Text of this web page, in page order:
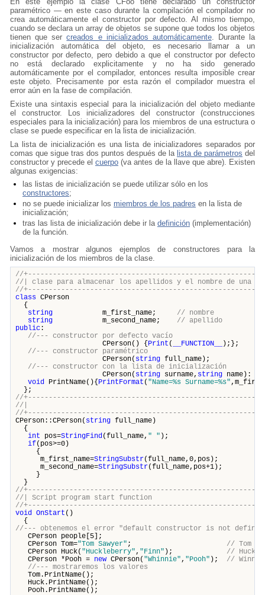
paramétrico — en este caso durante la compilación el compilador no
crea automáticamente el constructor por defecto. Al mismo tiempo,
cuando se declara un array de objetos se supone que todos los objetos
tienen que sercreados e inicializados automáticamente. Durante la
inicialización automática del objeto, es necesario llamar a un
constructor por defecto, pero debido a que el constructor por defecto
no está declarado explicitamente y no ha sido generado
automáticamente por el compilador, entonces resulta imposible crear
este objeto. Precisamente por esta razón el compilador muestra el
error aún en la fase de compilación.
Existe una sintaxis especial para la inicialización del objeto mediante
el constructor. Los inicializadores del constructor (construcciones
especiales para la inicialización) para los miembros de una estructura o
clase se puede especificar en la lista de inicialización.
La lista de inicialización es una lista de inicializadores separados por
comas que sigue tras dos puntos después de la lista de parámetros del
constructor y precede el cuerpo (va antes de la llave que abre). Existen
algunas exigencias:
las listas de inicialización se puede utilizar sólo en los
constructores;
no se puede inicializar los miembros de los padres en la lista de
inicialización;
tras las lista de inicialización debe ir la definición (implementación)
de la función.
Vamos a mostrar algunos ejemplos de constructores para la
inicialización de los miembros de la clase.
//
//| clase para almacenar los apellidos y el
//
class CPerson
{
string m_first_name; // nombre
string m_second_name; // apellido
public:
//--- constructor por defecto vacío
CPerson() {Print ( __FUNCTION__
);};
//--- constructor paramétrico
CPerson( string full_name);
//--- constructor con la lista de inicialización
CPerson( string surname, string name):
void PrintName(){PrintFormat ( "Name=%s Surname=%s"
};
//
//|
//
CPerson::CPerson( string full_name)
{
int pos=StringFind (full_name, " " );
if(pos>=0)
{
m_first_name=StringSubstr(full_name,0,pos);
m_second_name=StringSubstr(full_name,pos+1);
}
}
//
//| Script program start
//
void OnStart ()
{
//--- obtenemos el error "default constructor is not
CPerson people[5];
CPerson Tom="Tom Sawyer" ; // Tom
CPerson Huck( "Huckleberry" , "Finn" ); //
CPerson *Pooh = new CPerson( "Whinnie" , "Pooh" ); // Winnie
//--- mostraremos los valores
Tom.PrintName();
Huck.PrintName();
Pooh.PrintName();